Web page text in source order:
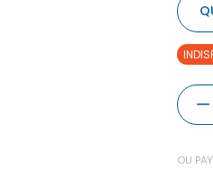
OU